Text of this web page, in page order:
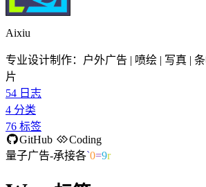
Aixiu
专业设计制作：户外广告 | 喷绘 | 写真 |
片
54 日志
4 分类
76 标签
GitHub
Coding
量子广告-承接各类>xQ